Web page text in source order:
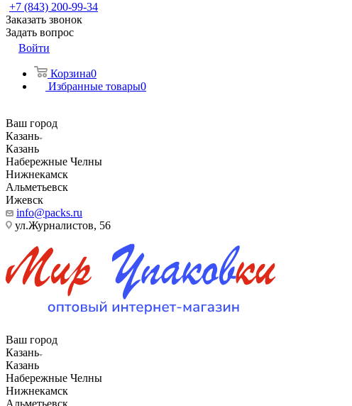
+7 (843) 200-99-34
Заказать звонок
Задать вопрос
Войти
Корзина0
Избранные товары0
Ваш город
Казань
Казань
Набережные Челны
Нижнекамск
Альметьевск
Ижевск
info@packs.ru
ул.Журналистов, 56
Ваш город
Казань
Казань
Набережные Челны
Нижнекамск
Альметьевск